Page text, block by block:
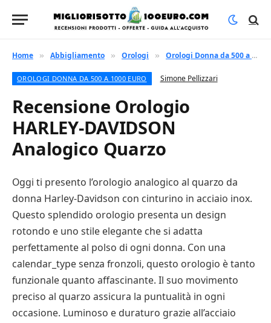
Home » Abbigliamento » Orologi » Orologi Donna da 500 a 1000 euro
OROLOGI DONNA DA 500 A 1000 EURO Simone Pellizzari
Recensione Orologio
HARLEY-DAVIDSON
Analogico Quarzo
Oggi ti presento l’orologio analogico al quarzo da
donna Harley-Davidson con cinturino in acciaio inox.
Questo splendido orologio presenta un design
rotondo e uno stile elegante che si adatta
perfettamente al polso di ogni donna. Con una
calendar_type senza fronzoli, questo orologio è tanto
funzionale quanto affascinante. Il suo movimento
preciso al quarzo assicura la puntualità in ogni
occasione. Luminoso e duraturo grazie all’acciaio